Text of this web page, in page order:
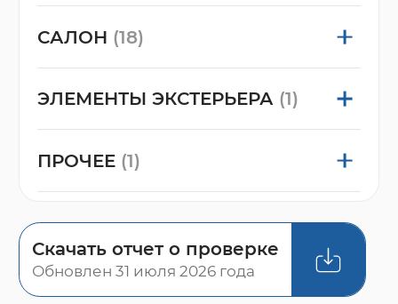
САЛОН (18)
ЭЛЕМЕНТЫ ЭКСТЕРЬЕРА (1)
ПРОЧЕЕ (1)
Скачать отчет о проверке
Обновлен 31 июля 2026 года